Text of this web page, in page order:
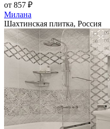
от 857 ₽
Милана
Шахтинская плитка, Россия